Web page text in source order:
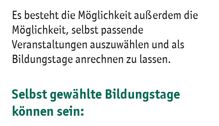
Es besteht die Möglichkeit außerdem die
Möglichkeit, selbst passende
Veranstaltungen auszuwählen und als
Bildungstage anrechnen zu lassen.
Selbst gewählte Bildungstage
können sein: